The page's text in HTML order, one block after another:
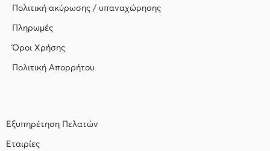
Πολιτική ακύρωσης / υπαναχώρησης
Πληρωμές
Όροι Χρήσης
Πολιτική Απορρήτου
Εξυπηρέτηση Πελατών
Εταιρίες